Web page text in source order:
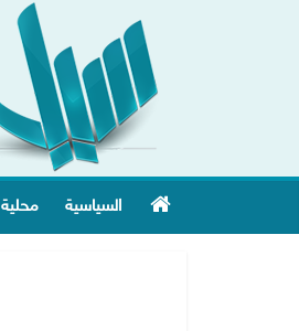
السياسية محلية